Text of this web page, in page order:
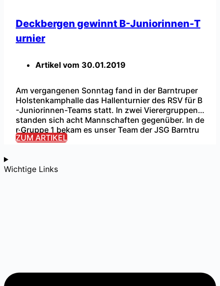
Deckbergen gewinnt B-Juniorinnen-T
urnier
Artikel vom 30.01.2019
Am vergangenen Sonntag fand in der Barntruper
Holstenkamphalle das Hallenturnier des RSV für B
-Juniorinnen-Teams statt. In zwei Vierergruppen
standen sich acht Mannschaften gegenüber. In de
r Gruppe 1 bekam es unser Team der JSG Barntru
p/Blomberg zum Auftaktspiel mit dem TuS Eichhol
hholz-Remmighausen sicherte sich […]
...
ZUM ARTIKEL
Wichtige Links